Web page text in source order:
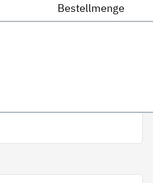
Bestellmenge